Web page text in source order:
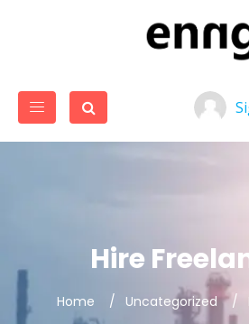
Hire
Home Uncategorized